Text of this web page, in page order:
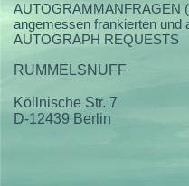
AUTOGRAMMANFRAGEN
angemessen frankierten
AUTOGRAPH REQUESTS
RUMMELSNUFF
Köllnische Str. 7
D-12439 Berlin